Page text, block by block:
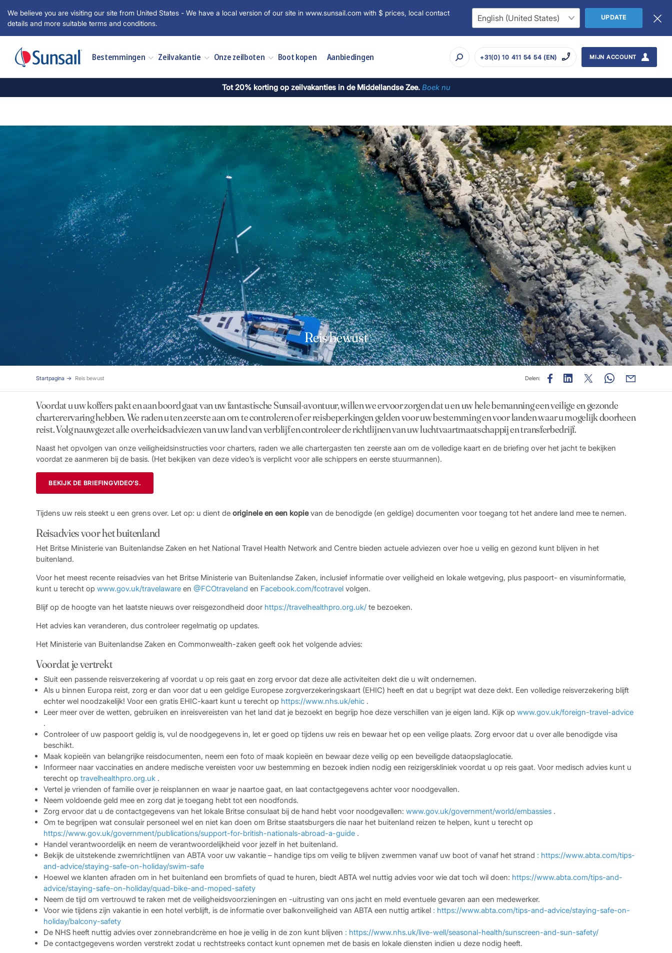
We believe you are visiting our site from United States - We have a local version of our site in www.sunsail.com with $ prices, local contact
details and more suitable terms and conditions.
UPDATE
Bestemmingen Zeilvakantie Onze zeilboten Boot kopen Aanbiedingen +31(0) 10 411 54 54 (EN) MIJN ACCOUNT
Tot 20% korting op zeilvakanties in de Middellandse Zee. Boek nu
Reis bewust
Startpagina Reis bewust Delen:
Voordat u uw koffers pakt en aan boord gaat van uw fantastische Sunsail-avontuur, willen we ervoor zorgen dat u en uw hele bemanning een veilige en gezonde
charterervaring hebben. We raden u ten zeerste aan om te controleren of er reisbeperkingen gelden voor uw bestemming en voor landen waar u mogelijk doorheen
reist. Volg nauwgezet alle overheidsadviezen van uw land van verblijf en controleer de richtlijnen van uw luchtvaartmaatschappij en transferbedrijf.
Naast het opvolgen van onze veiligheidsinstructies voor charters, raden we alle chartergasten ten zeerste aan om de volledige kaart en de briefing over het jacht te bekijken
voordat ze aanmeren bij de basis. (Het bekijken van deze video’s is verplicht voor alle schippers en eerste stuurmannen).
BEKIJK DE BRIEFINGVIDEO’S.
Tijdens uw reis steekt u een grens over. Let op: u dient de originele en een kopievan de benodigde (en geldige) documenten voor toegang tot het andere land mee te nemen.
Reisadvies voor het buitenland
Het Britse Ministerie van Buitenlandse Zaken en het National Travel Health Network and Centre bieden actuele adviezen over hoe u veilig en gezond kunt blijven in het
buitenland.
Voor het meest recente reisadvies van het Britse Ministerie van Buitenlandse Zaken, inclusief informatie over veiligheid en lokale wetgeving, plus paspoort- en visuminformatie,
kunt u terecht op www.gov.uk/travelaware en @FCOtraveland en Facebook.com/fcotravel volgen.
Blijf op de hoogte van het laatste nieuws over reisgezondheid door https://travelhealthpro.org.uk/ te bezoeken.
Het advies kan veranderen, dus controleer regelmatig op updates.
Het Ministerie van Buitenlandse Zaken en Commonwealth-zaken geeft ook het volgende advies:
Voordat je vertrekt
Sluit een passende reisverzekering af voordat u op reis gaat en zorg ervoor dat deze alle activiteiten dekt die u wilt ondernemen.
Als u binnen Europa reist, zorg er dan voor dat u een geldige Europese zorgverzekeringskaart (EHIC) heeft en dat u begrijpt wat deze dekt. ​​Een volledige reisverzekering blijft
echter wel noodzakelijk! Voor een gratis EHIC-kaart kunt u terecht op https://www.nhs.uk/ehic .
Leer meer over de wetten, gebruiken en inreisvereisten van het land dat je bezoekt en begrijp hoe deze verschillen van je eigen land. Kijk op www.gov.uk/foreign-travel-advice
.
Controleer of uw paspoort geldig is, vul de noodgegevens in, let er goed op tijdens uw reis en bewaar het op een veilige plaats. Zorg ervoor dat u over alle benodigde visa
beschikt.
Maak kopieën van belangrijke reisdocumenten, neem een ​​foto of maak kopieën en bewaar deze veilig op een beveiligde dataopslaglocatie.
Informeer naar vaccinaties en andere medische vereisten voor uw bestemming en bezoek indien nodig een reizigerskliniek voordat u op reis gaat. Voor medisch advies kunt u
terecht op travelhealthpro.org.uk .
Vertel je vrienden of familie over je reisplannen en waar je naartoe gaat, en laat contactgegevens achter voor noodgevallen.
Neem voldoende geld mee en zorg dat je toegang hebt tot een noodfonds.
Zorg ervoor dat u de contactgegevens van het lokale Britse consulaat bij de hand hebt voor noodgevallen: www.gov.uk/government/world/embassies .
Om te begrijpen wat consulair personeel wel en niet kan doen om Britse staatsburgers die naar het buitenland reizen te helpen, kunt u terecht op
https://www.gov.uk/government/publications/support-for-british-nationals-abroad-a-guide .
Handel verantwoordelijk en neem de verantwoordelijkheid voor jezelf in het buitenland.
Bekijk de uitstekende zwemrichtlijnen van ABTA voor uw vakantie – handige tips om veilig te blijven zwemmen vanaf uw boot of vanaf het strand : https://www.abta.com/tips-
and-advice/staying-safe-on-holiday/swim-safe
Hoewel we klanten afraden om in het buitenland een bromfiets of quad te huren, biedt ABTA wel nuttig advies voor wie dat toch wil doen: https://www.abta.com/tips-and-
advice/staying-safe-on-holiday/quad-bike-and-moped-safety
Neem de tijd om vertrouwd te raken met de veiligheidsvoorzieningen en -uitrusting van ons jacht en meld eventuele gevaren aan een medewerker.
Voor wie tijdens zijn vakantie in een hotel verblijft, is de informatie over balkonveiligheid van ABTA een nuttig artikel : https://www.abta.com/tips-and-advice/staying-safe-on-
holiday/balcony-safety
De NHS heeft nuttig advies over zonnebrandcrème en hoe je veilig in de zon kunt blijven : https://www.nhs.uk/live-well/seasonal-health/sunscreen-and-sun-safety/
De contactgegevens worden verstrekt zodat u rechtstreeks contact kunt opnemen met de basis en lokale diensten indien u deze nodig heeft.